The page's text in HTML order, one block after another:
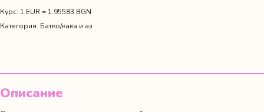
ставам
кака"
Курс: 1 EUR = 1.95583 BGN
Категория: Батко/кака и аз
Описание